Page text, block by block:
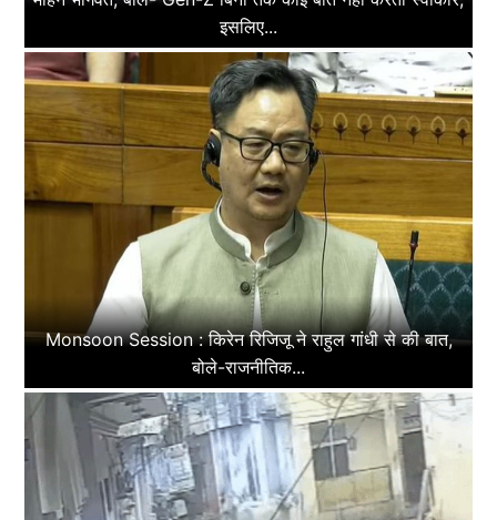
इसलिए...
Monsoon Session : किरेन रिजिजू ने राहुल गांधी से की बात,
बोले-राजनीतिक...